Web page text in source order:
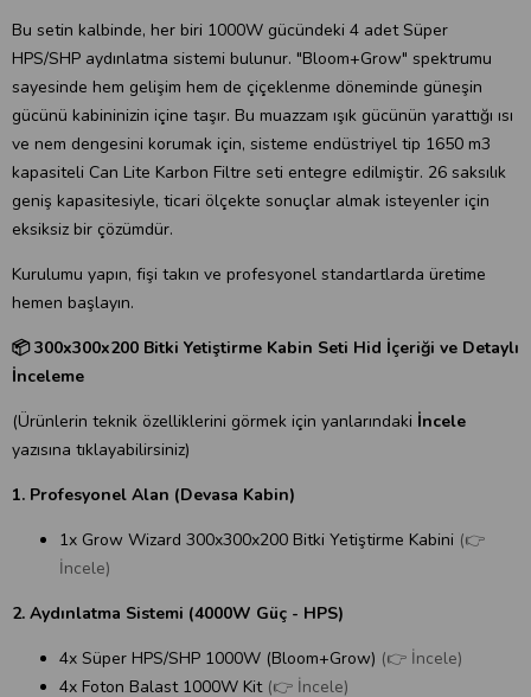
Bu setin kalbinde, her biri 1000W gücündeki 4 adet Süper
HPS/SHP aydınlatma sistemi bulunur. "Bloom+Grow" spektrumu
sayesinde hem gelişim hem de çiçeklenme döneminde güneşin
gücünü kabininizin içine taşır. Bu muazzam ışık gücünün yarattığı ısı
ve nem dengesini korumak için, sisteme endüstriyel tip 1650 m3
kapasiteli Can Lite Karbon Filtre seti entegre edilmiştir. 26 saksılık
geniş kapasitesiyle, ticari ölçekte sonuçlar almak isteyenler için
eksiksiz bir çözümdür.
Kurulumu yapın, fişi takın ve profesyonel standartlarda üretime
hemen başlayın.
📦 300x300x200 Bitki Yetiştirme Kabin Seti Hid İçeriği ve Detaylı
İnceleme
(Ürünlerin teknik özelliklerini görmek için yanlarındaki İncele
yazısına tıklayabilirsiniz)
1. Profesyonel Alan (Devasa Kabin)
1x Grow Wizard 300x300x200 Bitki Yetiştirme Kabini (👉
İncele)
2. Aydınlatma Sistemi (4000W Güç - HPS)
4x Süper HPS/SHP 1000W (Bloom+Grow) (👉 İncele)
4x Foton Balast 1000W Kit (👉 İncele)